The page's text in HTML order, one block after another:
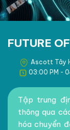
FUTURE
Ascott Tây
03:00 PM -
Tập trung
thông qua
hóa chuyển